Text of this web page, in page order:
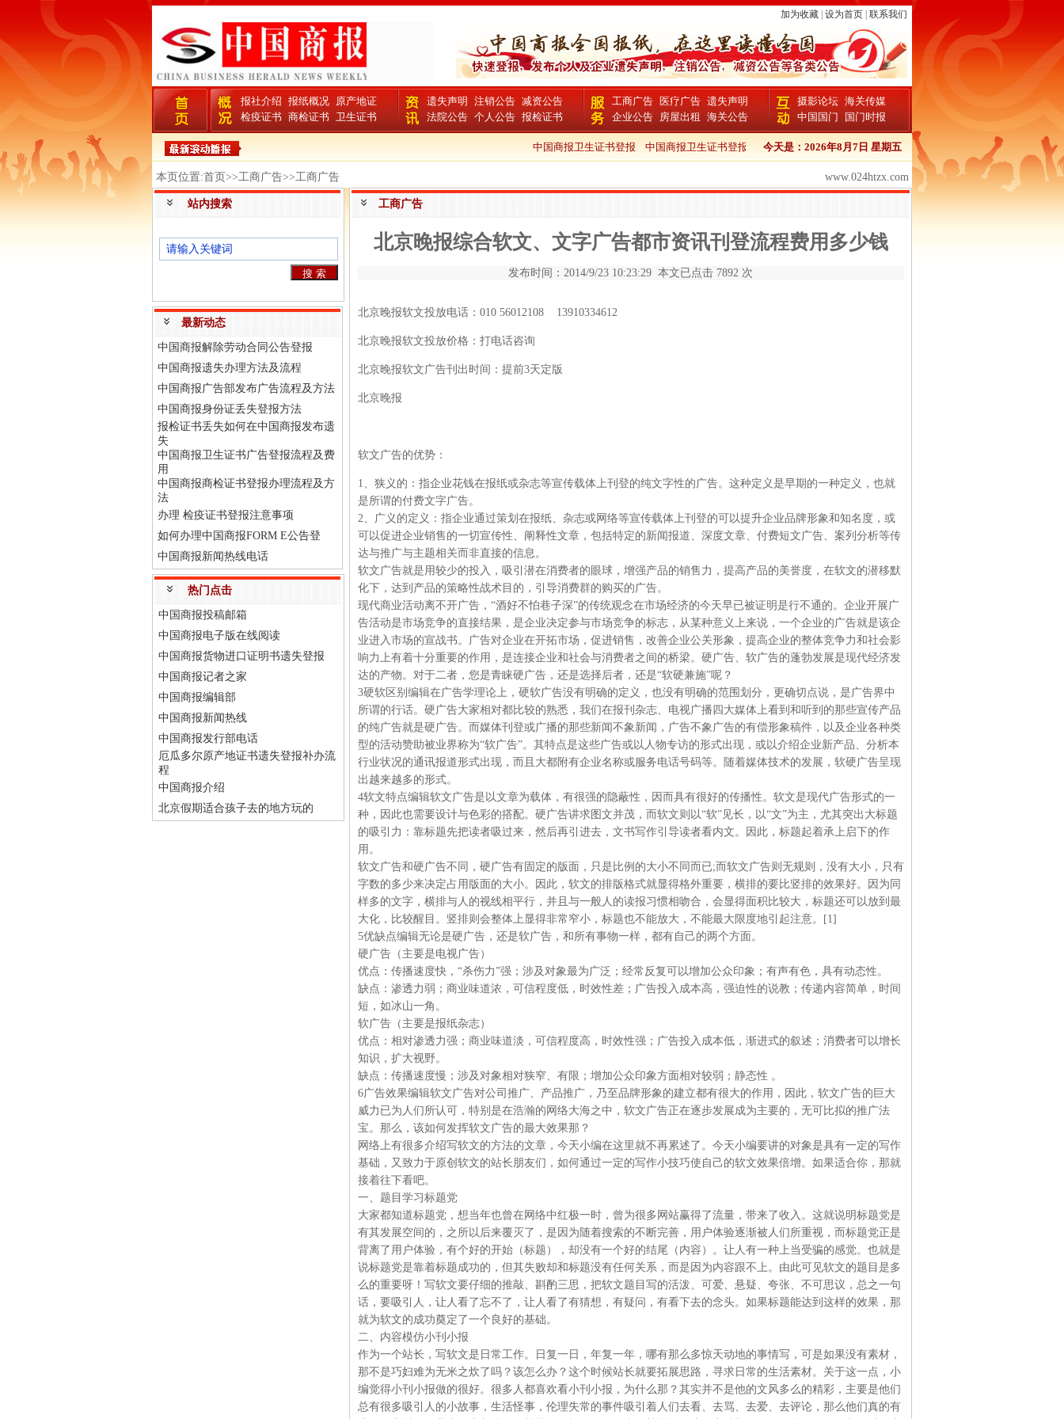
加为收藏 设为首页 联系我们
报社介绍 报纸概况 原产地证
检疫证书 商检证书 卫生证书
遗失声明 注销公告 减资公告
法院公告 个人公告 报检证书
工商广告 医疗广告 遗失声明
企业公告 房屋出租 海关公告
摄影论坛 海关传媒
中国国门
国门时报
中国商报卫生证书登报 中国商报卫生证书登报流程 中国商报报检证书登报 中国商报个人证件遗失登报 中国商报
今天是： 2026年8月7日 星期五
本页位置:首页>>工商广告>>工商广告 www.024htzx.com
站内搜索
最新动态
中国商报解除劳动合同公告登报
中国商报遗失办理方法及流程
中国商报广告部发布广告流程及方法
中国商报身份证丢失登报方法
报检证书丢失如何在中国商报发布遗
失
中国商报卫生证书广告登报流程及费
用
中国商报商检证书登报办理流程及方
法
办理 检疫证书登报注意事项
如何办理中国商报FORM E公告登
中国商报新闻热线电话
热门点击
中国商报投稿邮箱
中国商报电子版在线阅读
中国商报货物进口证明书遗失登报
中国商报记者之家
中国商报编辑部
中国商报新闻热线
中国商报发行部电话
厄瓜多尔原产地证书遗失登报补办流
程
中国商报介绍
北京假期适合孩子去的地方玩的
工商广告
北京晚报综合软文、文字广告都市资讯刊登流程费用多少钱
发布时间：2014/9/23 10:23:29 本文已点击 7892 次
北京晚报软文投放电话：010 56012108 13910334612
北京晚报软文投放价格：打电话咨询
北京晚报软文广告刊出时间：提前3天定版
北京晚报
软文广告的优势：
1、狭义的：指企业花钱在报纸或杂志等宣传载体上刊登的纯文字性的广告。这种定义是早期的一种定义，也就
是所谓的付费文字广告。
2、广义的定义：指企业通过策划在报纸、杂志或网络等宣传载体上刊登的可以提升企业品牌形象和知名度，或
可以促进企业销售的一切宣传性、阐释性文章，包括特定的新闻报道、深度文章、付费短文广告、案列分析等传
达与推广与主题相关而非直接的信息。
软文广告就是用较少的投入，吸引潜在消费者的眼球，增强产品的销售力，提高产品的美誉度，在软文的潜移默
化下，达到产品的策略性战术目的，引导消费群的购买的广告。
现代商业活动离不开广告，“酒好不怕巷子深”的传统观念在市场经济的今天早已被证明是行不通的。企业开展广
告活动是市场竞争的直接结果，是企业决定参与市场竞争的标志，从某种意义上来说，一个企业的广告就是该企
业进入市场的宣战书。广告对企业在开拓市场，促进销售，改善企业公关形象，提高企业的整体竞争力和社会影
响力上有着十分重要的作用，是连接企业和社会与消费者之间的桥梁。硬广告、软广告的蓬勃发展是现代经济发
达的产物。对于二者，您是青睐硬广告，还是选择后者，还是“软硬兼施”呢？
3硬软区别编辑在广告学理论上，硬软广告没有明确的定义，也没有明确的范围划分，更确切点说，是广告界中
所谓的行话。硬广告大家相对都比较的熟悉，我们在报刊杂志、电视广播四大媒体上看到和听到的那些宣传产品
的纯广告就是硬广告。而媒体刊登或广播的那些新闻不象新闻，广告不象广告的有偿形象稿件，以及企业各种类
型的活动赞助被业界称为“软广告”。其特点是这些广告或以人物专访的形式出现，或以介绍企业新产品、分析本
行业状况的通讯报道形式出现，而且大都附有企业名称或服务电话号码等。随着媒体技术的发展，软硬广告呈现
出越来越多的形式。
4软文特点编辑软文广告是以文章为载体，有很强的隐蔽性，因而具有很好的传播性。软文是现代广告形式的一
种，因此也需要设计与色彩的搭配。硬广告讲求图文并茂，而软文则以“软”见长，以“文”为主，尤其突出大标题
的吸引力：靠标题先把读者吸过来，然后再引进去，文书写作引导读者看内文。因此，标题起着承上启下的作
用。
软文广告和硬广告不同，硬广告有固定的版面，只是比例的大小不同而已;而软文广告则无规则，没有大小，只有
字数的多少来决定占用版面的大小。因此，软文的排版格式就显得格外重要，横排的要比竖排的效果好。因为同
样多的文字，横排与人的视线相平行，并且与一般人的读报习惯相吻合，会显得面积比较大，标题还可以放到最
大化，比较醒目。竖排则会整体上显得非常窄小，标题也不能放大，不能最大限度地引起注意。[1]
5优缺点编辑无论是硬广告，还是软广告，和所有事物一样，都有自己的两个方面。
硬广告（主要是电视广告）
优点：传播速度快，“杀伤力”强；涉及对象最为广泛；经常反复可以增加公众印象；有声有色，具有动态性。
缺点：渗透力弱；商业味道浓，可信程度低，时效性差；广告投入成本高，强迫性的说教；传递内容简单，时间
短，如冰山一角。
软广告（主要是报纸杂志）
优点：相对渗透力强；商业味道淡，可信程度高，时效性强；广告投入成本低，渐进式的叙述；消费者可以增长
知识，扩大视野。
缺点：传播速度慢；涉及对象相对狭窄、有限；增加公众印象方面相对较弱；静态性 。
6广告效果编辑软文广告对公司推广、产品推广，乃至品牌形象的建立都有很大的作用，因此，软文广告的巨大
威力已为人们所认可，特别是在浩瀚的网络大海之中，软文广告正在逐步发展成为主要的，无可比拟的推广法
宝。那么，该如何发挥软文广告的最大效果那？
网络上有很多介绍写软文的方法的文章，今天小编在这里就不再累述了。今天小编要讲的对象是具有一定的写作
基础，又致力于原创软文的站长朋友们，如何通过一定的写作小技巧使自己的软文效果倍增。如果适合你，那就
接着往下看吧。
一、题目学习标题党
大家都知道标题党，想当年也曾在网络中红极一时，曾为很多网站赢得了流量，带来了收入。这就说明标题党是
有其发展空间的，之所以后来覆灭了，是因为随着搜索的不断完善，用户体验逐渐被人们所重视，而标题党正是
背离了用户体验，有个好的开始（标题），却没有一个好的结尾（内容）。让人有一种上当受骗的感觉。也就是
说标题党是靠着标题成功的，但其失败却和标题没有任何关系，而是因为内容跟不上。由此可见软文的题目是多
么的重要呀！写软文要仔细的推敲、斟酌三思，把软文题目写的活泼、可爱、悬疑、夸张、不可思议，总之一句
话，要吸引人，让人看了忘不了，让人看了有猜想，有疑问，有看下去的念头。如果标题能达到这样的效果，那
就为软文的成功奠定了一个良好的基础。
二、内容模仿小刊小报
作为一个站长，写软文是日常工作。日复一日，年复一年，哪有那么多惊天动地的事情写，可是如果没有素材，
那不是巧妇难为无米之炊了吗？该怎么办？这个时候站长就要拓展思路，寻求日常的生活素材。关于这一点，小
编觉得小刊小报做的很好。很多人都喜欢看小刊小报，为什么那？其实并不是他的文风多么的精彩，主要是他们
总有很多吸引人的小故事，生活怪事，伦理失常的事件吸引着人们去看、去骂、去爱、去评论，那么他们真的有